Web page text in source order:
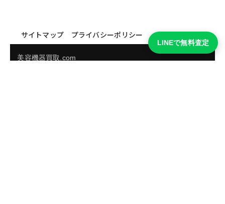
サイトマップ プライバシーポリシー
美容機器買取.com
LINEで無料査定